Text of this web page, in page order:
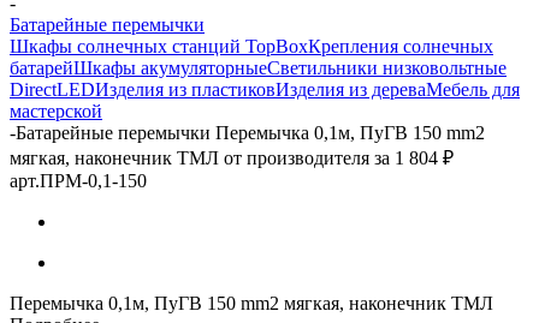
Батарейные перемычки
Шкафы солнечных станций TopBoxКрепления солнечных
батарейШкафы акумуляторныеСветильники низковольтные
DirectLEDИзделия из пластиковИзделия из дереваМебель для
мастерской
-Батарейные перемычки Перемычка 0,1м, ПуГВ 150 mm2
мягкая, наконечник ТМЛ от производителя за 1 804 ₽
арт.ПРМ-0,1-150
Перемычка 0,1м, ПуГВ 150 mm2 мягкая, наконечник ТМЛ